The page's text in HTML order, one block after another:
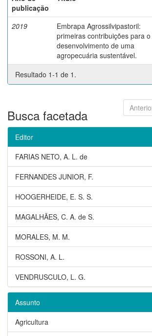
publicação
2019
Embrapa Agrossilvipastoril:
primeiras contribuições para o
desenvolvimento de uma
agropecuária sustentável.
Resultado 1-1 de 1.
Busca facetada
Editor
FARIAS NETO, A. L. de
FERNANDES JUNIOR, F.
HOOGERHEIDE, E. S. S.
MAGALHÃES, C. A. de S.
MORALES, M. M.
ROSSONI, A. L.
VENDRUSCULO, L. G.
Assunto
Agricultura